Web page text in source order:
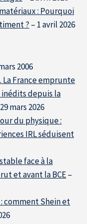
: Pourquoi
? – 1 avril 2026
2006
La France emprunte
depuis la
mars 2026
du physique :
IRL séduisent
face à la
et avant la BCE–
comment Shein et